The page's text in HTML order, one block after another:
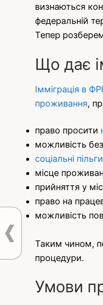
визнаються
федеральній
Тепер
Що дає
Імміграція в
проживання,
право просити
можливість
соціальні
місце
прийняття у
право на
можливість
Таким чином,
процедури.
Умови